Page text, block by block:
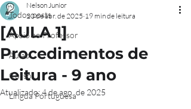
Todos posts
Apoio ao Professor
Aulão
Curso
Língua Portuguesa
[AULA 1]
Procedimentos de
Leitura - 9 ano
Nelson Junior
20 de abr. de 2025 19 min de leitura
Atualizado:4 de ago. de 2025